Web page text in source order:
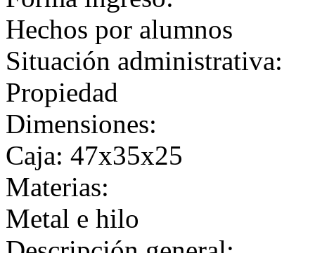
Hechos por alumnos
Situación administrativa:
Propiedad
Dimensiones:
Caja: 47x35x25
Materias:
Metal e hilo